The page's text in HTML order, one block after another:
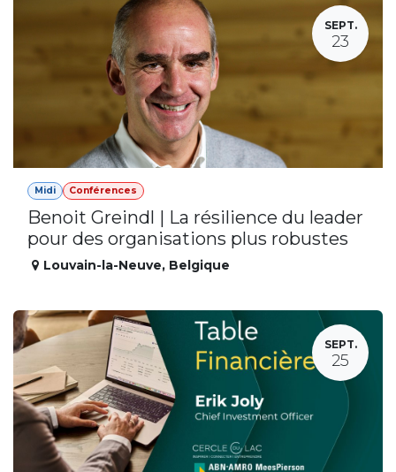
SEPT.
23
Midi Conférences
Benoit Greindl | La résilience du leader
pour des organisations plus robustes
Louvain-la-Neuve, Belgique
SEPT.
25